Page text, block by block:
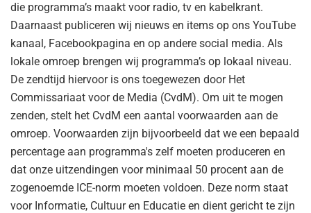
die programma’s maakt voor radio, tv en kabelkrant.
Daarnaast publiceren wij nieuws en items op ons YouTube
kanaal, Facebookpagina en op andere social media. Als
lokale omroep brengen wij programma’s op lokaal niveau.
De zendtijd hiervoor is ons toegewezen door Het
Commissariaat voor de Media (CvdM). Om uit te mogen
zenden, stelt het CvdM een aantal voorwaarden aan de
omroep. Voorwaarden zijn bijvoorbeeld dat we een bepaald
percentage aan programma's zelf moeten produceren en
dat onze uitzendingen voor minimaal 50 procent aan de
zogenoemde ICE-norm moeten voldoen. Deze norm staat
voor Informatie, Cultuur en Educatie en dient gericht te zijn